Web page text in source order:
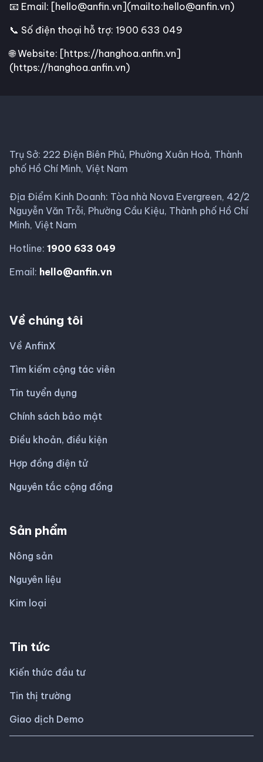
📧 Email: [hello@anfin.vn](mailto:hello@anfin.vn)
📞 Số điện thoại hỗ trợ: 1900 633 049
🌐 Website: [https://hanghoa.anfin.vn]
(https://hanghoa.anfin.vn)
Trụ Sở: 222 Điện Biên Phủ, Phường Xuân Hoà, Thành
phố Hồ Chí Minh, Việt Nam
Địa Điểm Kinh Doanh: Tòa nhà Nova Evergreen, 42/2
Nguyễn Văn Trỗi, Phường Cầu Kiệu, Thành phố Hồ Chí
Minh, Việt Nam
Hotline: 1900 633 049
Email: hello@anfin.vn
Về chúng tôi
Về AnfinX
Tìm kiếm cộng tác viên
Tin tuyển dụng
Chính sách bảo mật
Điều khoản, điều kiện
Hợp đồng điện tử
Nguyên tắc cộng đồng
Sản phẩm
Nông sản
Nguyên liệu
Kim loại
Tin tức
Kiến thức đầu tư
Tin thị trường
Giao dịch Demo